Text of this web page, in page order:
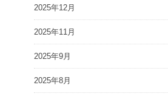
2025年12月
2025年11月
2025年9月
2025年8月